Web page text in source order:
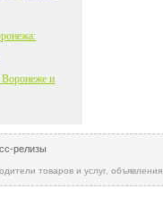
Воронеже и
релизы
товаров и услуг, объявления